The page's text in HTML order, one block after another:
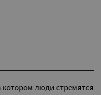
люди стремятся